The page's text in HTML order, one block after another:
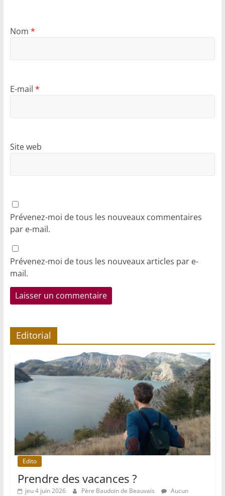
Nom *
E-mail *
Site web
Prévenez-moi de tous les nouveaux commentaires
par e-mail.
Prévenez-moi de tous les nouveaux articles par e-
mail.
Editorial
Edito
Prendre des vacances ?
jeu 4 juin 2026 Père Baudoin de Beauvais
Aucun